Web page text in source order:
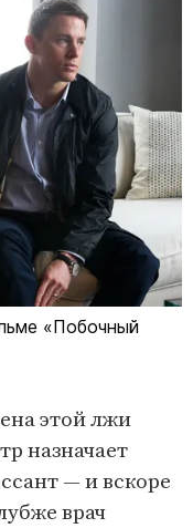
«Побочный
этой лжи
назначает
— и вскоре
врач